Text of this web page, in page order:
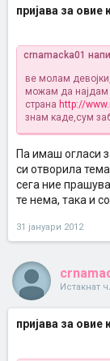
пријава за овие
crnamacka01
ве молам
можам да најдам
страна http://
знам каде,сум
Па имаш огласи
си отворила
сега ние
те нема, така и
31 јануари 2012
Истакнат
пријава за овие